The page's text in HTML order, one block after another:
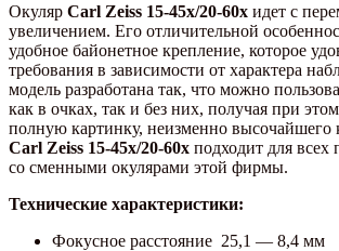
Окуляр Carl Zeiss 15-45x/20-60x идет с
увеличением. Его отличительной
удобное байонетное крепление, которое
требования в зависимости от характера
модель разработана так, что можно
как в очках, так и без них, получая при
полную картинку, неизменно высочайшего
Carl Zeiss 15-45x/20-60x подходит для всех
со сменными окулярами этой фирмы.
Технические характеристики:
Фокусное расстояние 25,1 — 8,4 мм